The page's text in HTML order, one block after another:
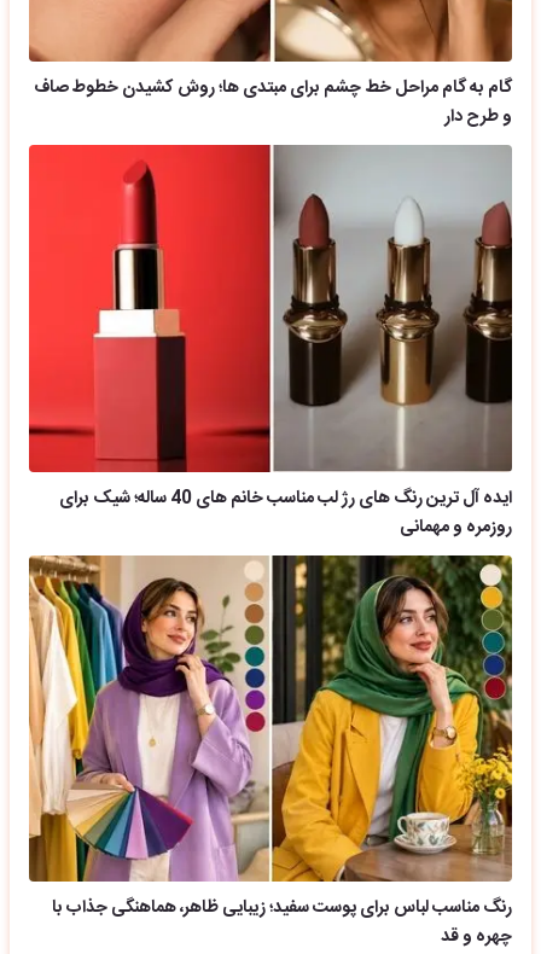
گام به گام مراحل خط چشم برای مبتدی ها؛ روش کشیدن خطوط صاف
و طرح دار
ایده آل ترین رنگ های رژ لب مناسب خانم های 40 ساله؛ شیک برای
روزمره و مهمانی
رنگ مناسب لباس برای پوست سفید؛ زیبایی ظاهر، هماهنگی جذاب با
چهره و قد